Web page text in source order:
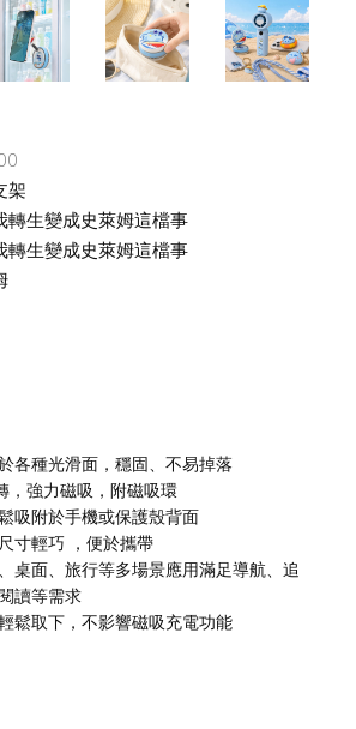
架
轉生變成史萊姆這檔事
轉生變成史萊姆這檔事
各種光滑面，穩固、不易掉落
，強力磁吸，附磁吸環
吸附於手機或保護殼背面
寸輕巧 ，便於攜帶
桌面、旅行等多場景應用滿足導航、追
讀等需求
鬆取下，不影響磁吸充電功能